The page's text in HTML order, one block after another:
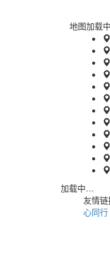
地图加载
加载中…
友情
心同行